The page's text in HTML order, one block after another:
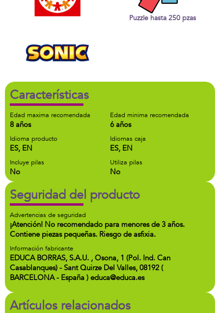
Puzzle hasta 250 pzas
Características
Edad maxima recomendada
8 años
Edad minima recomendada
6 años
Idioma producto
ES, EN
Idiomas caja
ES, EN
Incluye pilas
No
Utiliza pilas
No
Seguridad del producto
Advertencias de seguridad
¡Atención! No recomendado para menores de 3 años.
Contiene piezas pequeñas. Riesgo de asfixia.
Información fabricante
EDUCA BORRAS, S.A.U. , Osona, 1 (Pol. Ind. Can
Casablanques) - Sant Quirze Del Valles, 08192 (
BARCELONA - España ) educa@educa.es
Artículos relacionados